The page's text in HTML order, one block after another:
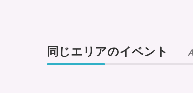
同じエリアのイベント